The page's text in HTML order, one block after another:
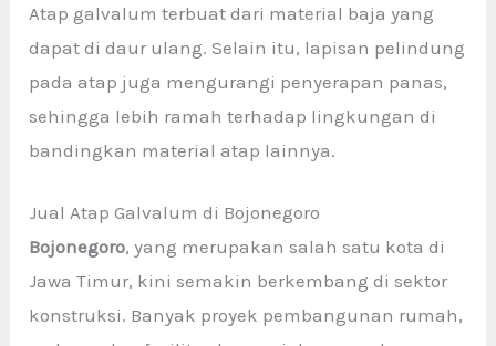
Atap galvalum terbuat dari material baja yang
dapat di daur ulang. Selain itu, lapisan pelindung
pada atap juga mengurangi penyerapan panas,
sehingga lebih ramah terhadap lingkungan di
bandingkan material atap lainnya.
Jual Atap Galvalum di Bojonegoro
Bojonegoro, yang merupakan salah satu kota di
Jawa Timur, kini semakin berkembang di sektor
konstruksi. Banyak proyek pembangunan rumah,